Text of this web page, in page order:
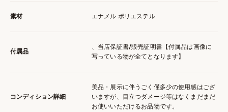
素材 エナメル ポリエステル
付属品
、当店保証書/販売証明書【付属品は画像に
写っている物が全てとなります】
コンディション詳細
美品・展示に伴うごく僅多少の使用感はござ
いますが、目立つダメージ等はなくまだまだ
お使いいただけるお品物です。